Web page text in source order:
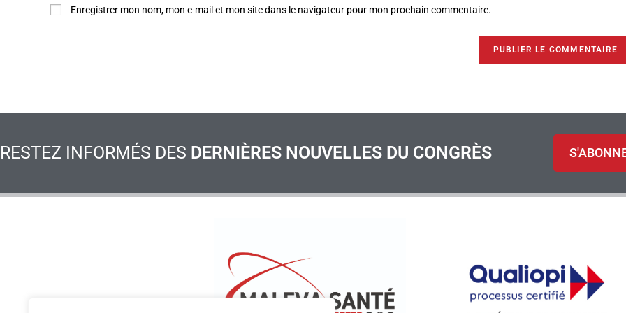
Enregistrer mon nom, mon e-mail et mon site dans le navigateur pour mon prochain commentaire.
RESTEZ INFORMÉS DES DERNIÈRES NOUVELLES DU CONGRÈS